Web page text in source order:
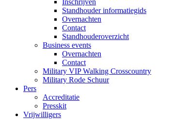
Inschrijven
Standhouder informatiegids
Overnachten
Contact
Standhouderoverzicht
Business events
Overnachten
Contact
Military VIP Walking Crosscountry
Military Rode Schuur
Pers
Accreditatie
Presskit
Vrijwilligers